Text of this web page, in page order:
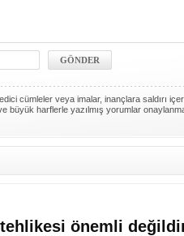
cümleler veya imalar, inançlara saldırı
büyük harflerle yazılmış yorumlar
önemli